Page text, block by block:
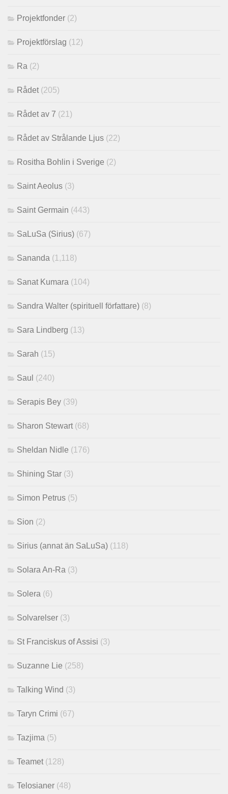
Projektfonder (2)
Projektförslag (12)
Ra (2)
Rådet (205)
Rådet av 7 (21)
Rådet av Strålande Ljus (22)
Rositha Bohlin i Sverige (2)
Saint Aeolus (3)
Saint Germain (443)
SaLuSa (Sirius) (67)
Sananda (1,118)
Sanat Kumara (104)
Sandra Walter (spirituell författare) (8)
Sara Lindberg (13)
Sarah (15)
Saul (240)
Serapis Bey (39)
Sharon Stewart (68)
Sheldan Nidle (176)
Shining Star (3)
Simon Petrus (5)
Sion (2)
Sirius (annat än SaLuSa) (118)
Solara An-Ra (3)
Solera (6)
Solvarelser (3)
St Franciskus of Assisi (3)
Suzanne Lie (258)
Talking Wind (3)
Taryn Crimi (67)
Tazjima (5)
Teamet (128)
Telosianer (48)